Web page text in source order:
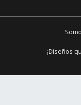
¡Diseños